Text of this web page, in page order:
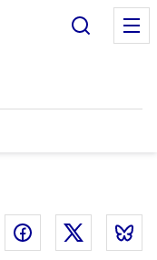
Linkedin FacebookTwitter